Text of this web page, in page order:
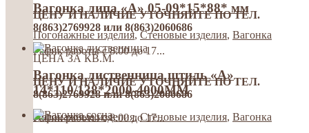
ЦЕНУ И НАЛИЧИЕ УТОЧНЯЙТЕ ПО ТЕЛ.
8(863)2769928 или 8(863)2060686
Гафик работы с 8:00 до 17...
Вагонка липа «А» 05-09*15*88* мм
Погонажные изделия,Стеновые изделия, Вагонка
ЦЕНА ЗА КВ.М.
ЦЕНУ И НАЛИЧИЕ УТОЧНЯЙТЕ ПО ТЕЛ.
8(863)2769928 или 8(863)2060686
Гафик работы с 8:00 до 17...
Вагонка лиственница штиль «А»
14*110/138*2000-4000MM
Погонажные изделия,Стеновые изделия, Вагонка